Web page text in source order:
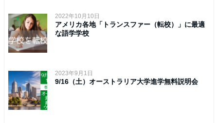
2022年10月10日
アメリカ各地「トランスファー（転校）」に最適
な語学学校
2023年9月1日
9/16（土）オーストラリア大学進学無料説明会